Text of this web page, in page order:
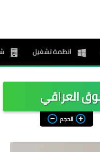
انظمة تشغيل
الحجم